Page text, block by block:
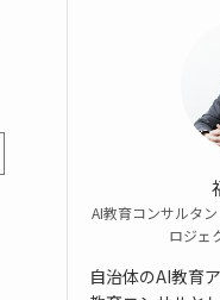
AI教育コンサルタ
ロジェ
自治体のAI教育